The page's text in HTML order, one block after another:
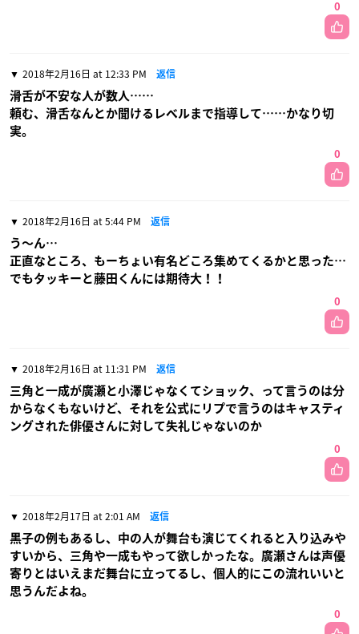
0
2018年2月16日 at 12:33 PM 返信
滑舌が不安な人が数人……
頼む、滑舌なんとか聞けるレベルまで指導して……かなり切
実。
0
2018年2月16日 at 5:44 PM 返信
う〜ん…
正直なところ、もーちょい有名どころ集めてくるかと思った…
でもタッキーと藤田くんには期待大！！
0
2018年2月16日 at 11:31 PM 返信
三角と一成が廣瀬と小澤じゃなくてショック、って言うのは分
からなくもないけど、それを公式にリプで言うのはキャスティ
ングされた俳優さんに対して失礼じゃないのか
0
2018年2月17日 at 2:01 AM 返信
黒子の例もあるし、中の人が舞台も演じてくれると入り込みや
すいから、三角や一成もやって欲しかったな。廣瀬さんは声優
寄りとはいえまだ舞台に立ってるし、個人的にこの流れいいと
思うんだよね。
0